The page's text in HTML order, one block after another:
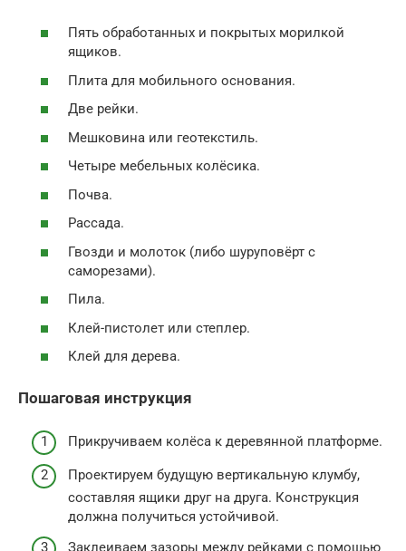
Пять обработанных и покрытых морилкой
ящиков.
Плита для мобильного основания.
Две рейки.
Мешковина или геотекстиль.
Четыре мебельных колёсика.
Почва.
Рассада.
Гвозди и молоток (либо шуруповёрт с
саморезами).
Пила.
Клей-пистолет или степлер.
Клей для дерева.
Пошаговая инструкция
Прикручиваем колёса к деревянной платформе.
Проектируем будущую вертикальную клумбу,
составляя ящики друг на друга. Конструкция
должна получиться устойчивой.
Заклеиваем зазоры между рейками с помощью